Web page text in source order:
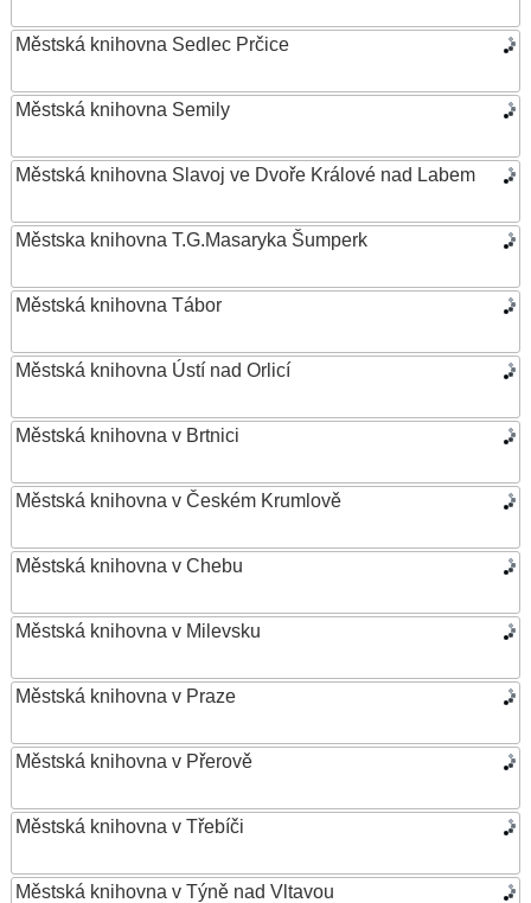
Městská knihovna Sedlec Prčice
Městská knihovna Semily
Městská knihovna Slavoj ve Dvoře Králové nad Labem
Městska knihovna T.G.Masaryka Šumperk
Městská knihovna Tábor
Městská knihovna Ústí nad Orlicí
Městská knihovna v Brtnici
Městská knihovna v Českém Krumlově
Městská knihovna v Chebu
Městská knihovna v Milevsku
Městská knihovna v Praze
Městská knihovna v Přerově
Městská knihovna v Třebíči
Městská knihovna v Týně nad Vltavou